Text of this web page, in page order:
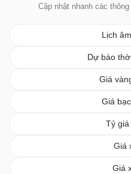
Cập nhật nhanh các
Lịch
Dự báo
Giá
Giá
Tỷ
Giá
Giá